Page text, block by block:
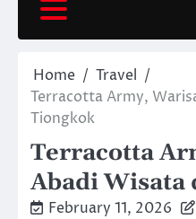
Home
Travel
Terracotta Army,
Tiongkok
Terracotta
Abadi
February 11, 2026